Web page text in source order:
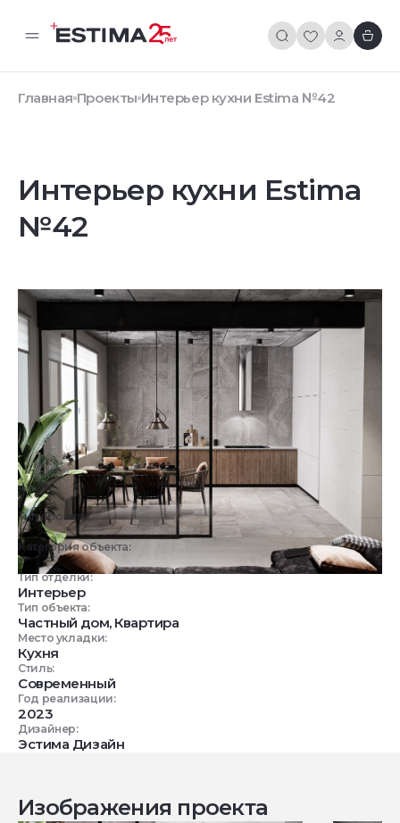
Главная Проекты Интерьер кухни Estima №42
Интерьер кухни Estima
№42
Тип проекта:
3D визуализация
Категория объекта:
Жилые объекты
Тип отделки:
Интерьер
Тип объекта:
Частный дом, Квартира
Место укладки:
Кухня
Стиль:
Современный
Год реализации:
2023
Дизайнер:
Эстима Дизайн
Изображения проекта